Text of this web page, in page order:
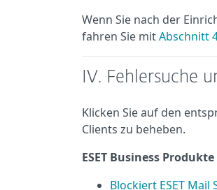
Wenn Sie nach der
fahren Sie mitAbschnitt
IV. Fehlersuche
Klicken Sie auf den
Clients zu beheben.
ESET Business Produkte
Blockiert ESET